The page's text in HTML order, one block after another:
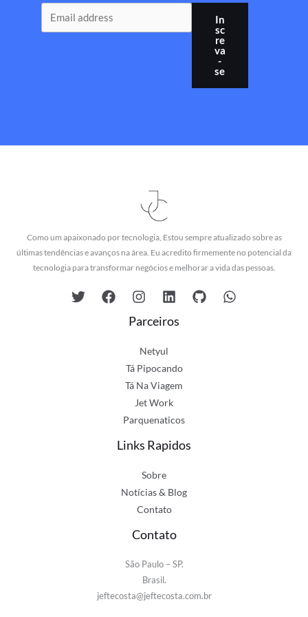
In
sc
re
va
-
se
Como um apaixonado por tecnologia, Estou sempre atualizado sobre as
últimas tendências e avanços na área. Eu acredito firmemente no potencial da
tecnologia para transformar negócios e melhorar a vida das pessoas.
Parceiros
Netyul
Tá Pipocando
Tá Na Viagem
Jet Work
Parquenaticos
Links Rapidos
Sobre
Notícias & Blog
Contato
Contato
São Paulo – SP.
Brasil.
jeftecosta@jeftecosta.com.br